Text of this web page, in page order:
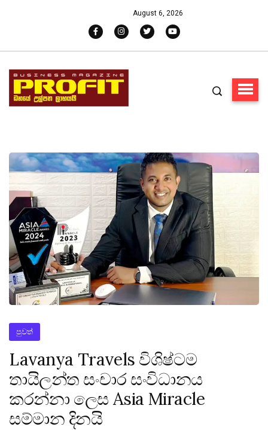
August 6, 2026
පුවත්
Lavanya Travels විශිෂ්ටම
තායිලන්ත සංචාර සංවිධානය
කරන්නා ලෙස Asia Miracle
සම්මාන දිනයි